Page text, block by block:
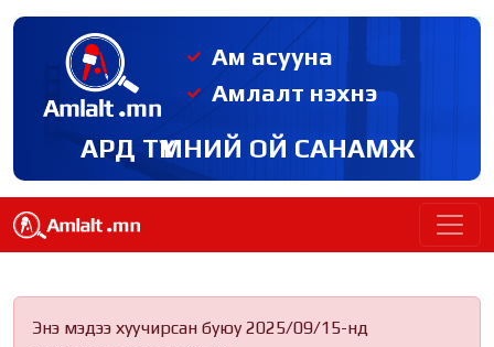
Ам асууна
Амлалт нэхнэ
АРД ТҮМНИЙ ОЙ САНАМЖ
Энэ мэдээ хуучирсан буюу 2025/09/15-нд